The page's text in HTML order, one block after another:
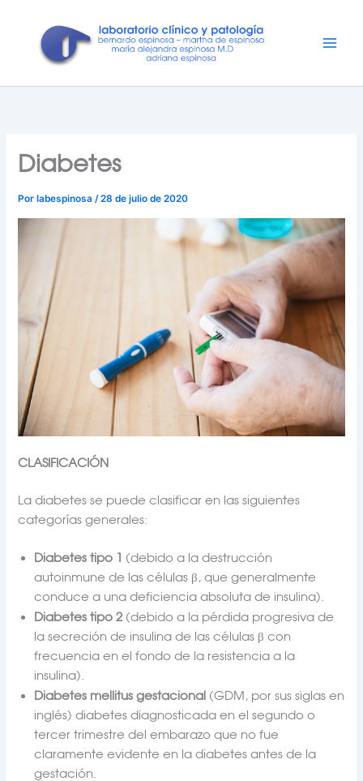
contenido
Diabetes
Por labespinosa/28 de julio de 2020
CLASIFICACIÓN
La diabetes se puede clasificar en las siguientes
categorías generales:
Diabetes tipo 1
(debido a la destrucción
autoinmune de las células β, que generalmente
conduce a una deficiencia absoluta de insulina).
Diabetes tipo 2 (debido a la pérdida progresiva de
la secreción de insulina de las células β con
frecuencia en el fondo de la resistencia a la
insulina).
Diabetes mellitus gestacional (GDM, por sus siglas en
inglés) diabetes diagnosticada en el segundo o
tercer trimestre del embarazo que no fue
claramente evidente en la diabetes antes de la
gestación.